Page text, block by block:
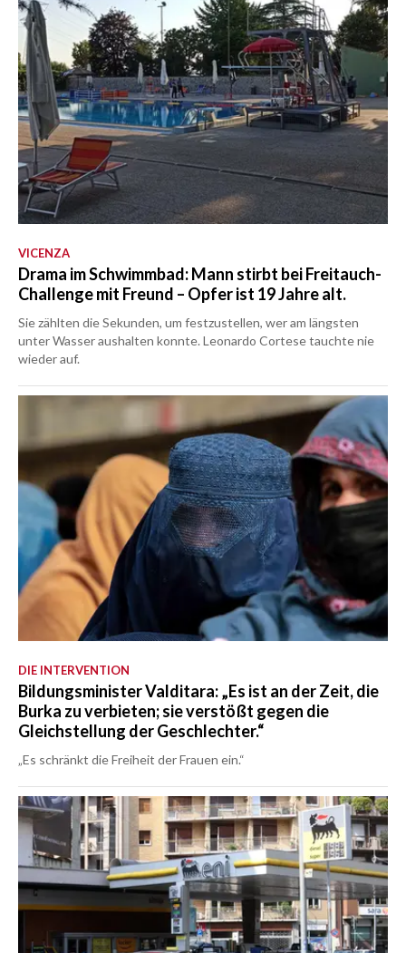
VICENZA
Drama im Schwimmbad: Mann stirbt bei Freitauch-
Challenge mit Freund – Opfer ist 19 Jahre alt.
Sie zählten die Sekunden, um festzustellen, wer am längsten
unter Wasser aushalten konnte. Leonardo Cortese tauchte nie
wieder auf.
DIE INTERVENTION
Bildungsminister Valditara: „Es ist an der Zeit, die
Burka zu verbieten; sie verstößt gegen die
Gleichstellung der Geschlechter.“
„Es schränkt die Freiheit der Frauen ein.“